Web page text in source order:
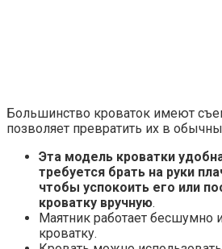
Большинство кроваток имеют
позволяет превратить их в
Эта модель кроватки
требуется брать на руки
чтобы успокоить его или
кроватку вручную.
Маятник работает бесшумно
кроватку.